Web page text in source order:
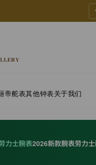
帝舵表其他钟表关于我们
力士腕表2026新款腕表劳力